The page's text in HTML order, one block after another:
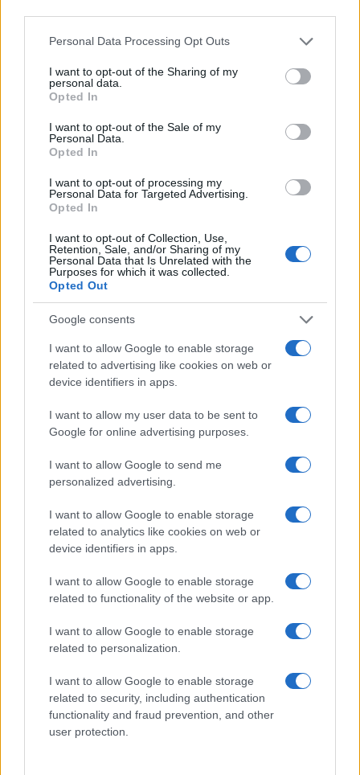
Please note that this website/app uses one or more Google
not limited to your visit or usage behaviour. You may click to
grant or deny consent to Google and its third-party tags to
use your data for below specified purposes in below Google
consent section.
Personal Data Processing Opt Outs
I want to opt-out of the Sharing of my
personal data.
Opted In
I want to opt-out of the Sale of my
Personal Data.
Opted In
I want to opt-out of processing my
Personal Data for Targeted Advertising.
Opted In
I want to opt-out of Collection, Use,
Retention, Sale, and/or Sharing of my
Personal Data that Is Unrelated with the
Purposes for which it was collected.
Opted Out
Google consents
I want to allow Google to enable storage
related to advertising like cookies on web or
device identifiers in apps.
I want to allow my user data to be sent to
Google for online advertising purposes.
I want to allow Google to send me
personalized advertising.
I want to allow Google to enable storage
related to analytics like cookies on web or
device identifiers in apps.
I want to allow Google to enable storage
related to functionality of the website or app.
I want to allow Google to enable storage
related to personalization.
I want to allow Google to enable storage
related to security, including authentication
functionality and fraud prevention, and other
user protection.
TEMI: Bricofer Olbia
Bricofer Tecnomat
Bricoman Olbia
Comune Di Olbia
Notizie Gallura
Tar Bricofer
Tar Bricoman
Tar Olbia
Tar Sardegna
Tecnomat Sardegna
Entra nel canale telegram di
GalluraOggi.it
Inviaci le tue segnalazioni,
i tuoi video e le tue foto
Su WhatsApp al numero +39
345 356 7512
Ricevi le nostre ultime news
daGoogle News
Condividi l'articolo
F
a
ce
b
o
o
k
T
w
it
te
r
Pi
n
te
re
st
W
h
at
s
A
p
p
S
h
a
Articolo precedente
Prossimo articolo
NOTIZIE RECENTI